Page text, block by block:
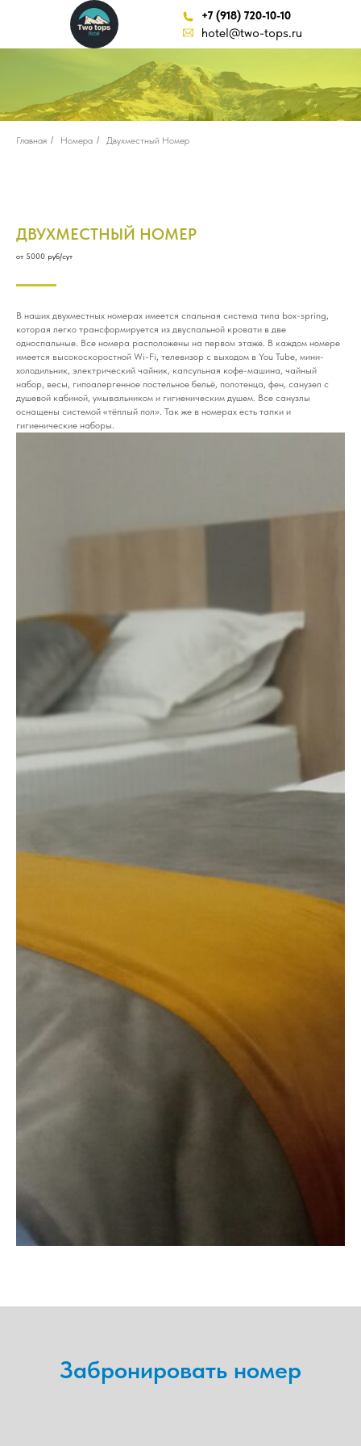
hotel@two-tops.ru
+7 (918) 720-10-10
КБР, село Терскол, Баксанская
круглосуточно
Главная / Номера / Двухместный Номер
ДВУХМЕСТНЫЙ НОМЕР
от 5000 руб/сут
В наших двухместных номерах имеется спальная система типа box-spring,
которая легко трансформируется из двуспальной кровати в две
односпальные. Все номера расположены на первом этаже. В каждом номере
имеется высокоскоростной Wi-Fi, телевизор с выходом в You Tube, мини-
холодильник, электрический чайник, капсульная кофе-машина, чайный
набор, весы, гипоалергенное постельное бельё, полотенца, фен, санузел с
душевой кабиной, умывальником и гигиеническим душем. Все санузлы
оснащены системой «тёплый пол». Так же в номерах есть тапки и
гигиенические наборы.
Забронировать номер